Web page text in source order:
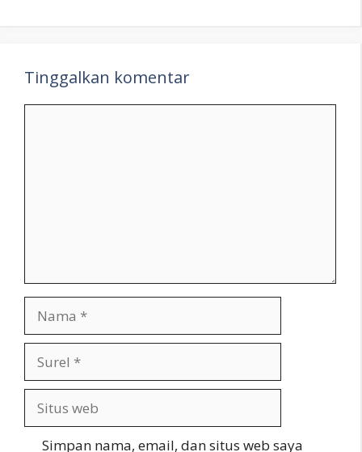
Tinggalkan komentar
web
Simpan nama, email, dan situs web saya